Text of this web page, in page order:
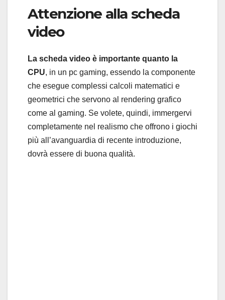
Attenzione alla scheda
video
La scheda video è importante quanto la
CPU, in un pc gaming, essendo la componente
che esegue complessi calcoli matematici e
geometrici che servono al rendering grafico
come al gaming. Se volete, quindi, immergervi
completamente nel realismo che offrono i giochi
più all’avanguardia di recente introduzione,
dovrà essere di buona qualità.